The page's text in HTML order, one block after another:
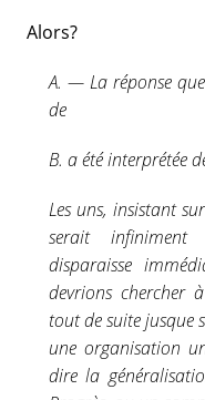
Alors?
A. — La réponse
de
B. a été interprétée
Les uns, insistant
serait
disparaisse
devrions chercher
tout de suite
une organisation
dire la